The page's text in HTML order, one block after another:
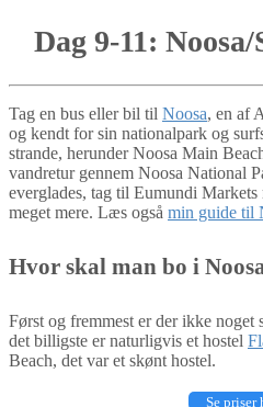
Dag 9-11:
Tag en bus eller bil til Noosa, en af
og kendt for sin nationalpark og
strande, herunder Noosa Main
vandretur gennem Noosa National
everglades, tag til Eumundi
meget mere. Læs også min guide til
Hvor skal man bo i
Først og fremmest er der ikke
det billigste er naturligvis et hostel
Beach, det var et skønt hostel.
Se priser